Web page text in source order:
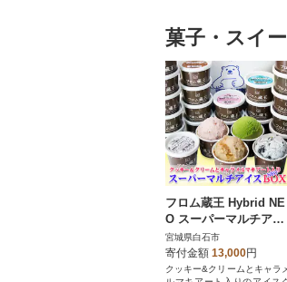
菓子・スイ
フロム蔵王 Hybrid NE
O スーパーマルチアイ
スクリームBOX24(6種
×4個)
宮城県白石市
寄付金額 13,000円
クッキー&クリームとキャラ